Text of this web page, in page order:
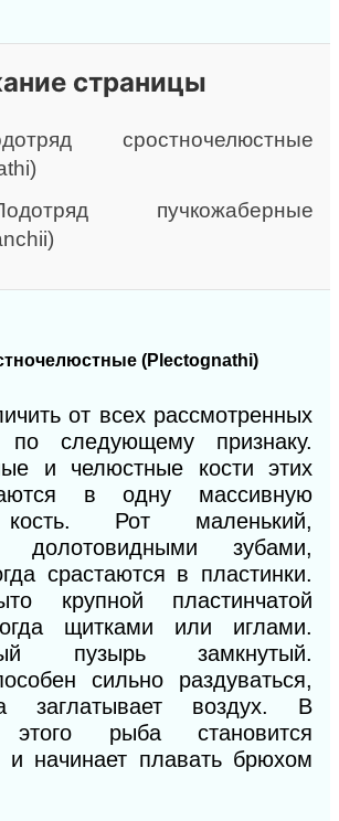
страницы
сростночелюстные
пучкожаберные
(Plectognathi)
от всех рассмотренных
по следующему признаку.
и челюстные кости этих
в одну массивную
кость. Рот маленький,
долотовидными зубами,
срастаются в пластинки.
крупной пластинчатой
щитками или иглами.
пузырь замкнутый.
сильно раздуваться,
заглатывает воздух. В
этого рыба становится
и начинает плавать брюхом